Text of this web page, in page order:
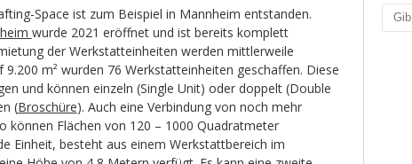
Space ist zum Beispiel in Mannheim entstanden.
wurde 2021 eröffnet und ist bereits komplett
der Werkstatteinheiten werden mittlerweile
m² wurden 76 Werkstatteinheiten geschaffen. Diese
und können einzeln (Single Unit) oder doppelt (Double
(Broschüre). Auch eine Verbindung von noch mehr
können Flächen von 120 – 1000 Quadratmeter
Einheit, besteht aus einem Werkstattbereich im